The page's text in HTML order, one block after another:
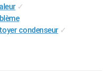
✓
condenseur ✓